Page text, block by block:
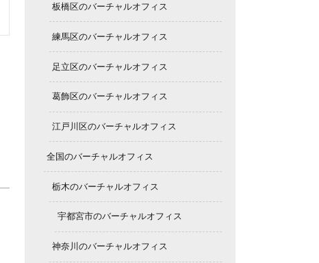
板橋区のバーチャルオフィス
練馬区のバーチャルオフィス
足立区のバーチャルオフィス
葛飾区のバーチャルオフィス
江戸川区のバーチャルオフィス
全国のバーチャルオフィス
栃木のバーチャルオフィス
宇都宮市のバーチャルオフィス
神奈川のバーチャルオフィス